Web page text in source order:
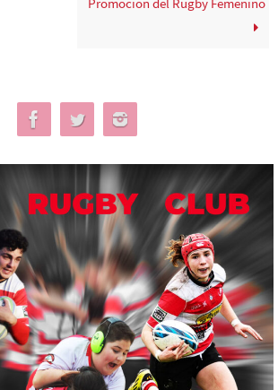
Promoción del Rugby Femenino